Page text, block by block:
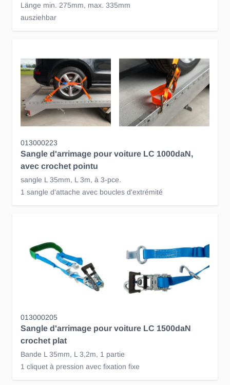
Länge min. 275mm, max. 335mm
ausziehbar
013000223
Sangle d'arrimage pour voiture LC 1000daN,
avec crochet pointu
sangle L 35mm, L 3m, à 3-pce.
1 sangle d'attache avec boucles d'extrémité
013000205
Sangle d'arrimage pour voiture LC 1500daN
crochet plat
Bande L 35mm, L 3,2m, 1 partie
1 cliquet à pression avec fixation fixe